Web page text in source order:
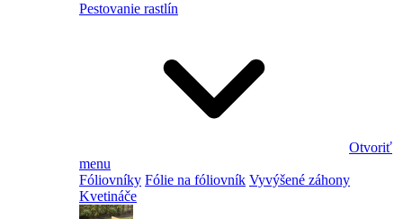
Pestovanie rastlín
Otvoriť
menu
Fóliovníky Fólie na fóliovník Vyvýšené záhony
Kvetináče